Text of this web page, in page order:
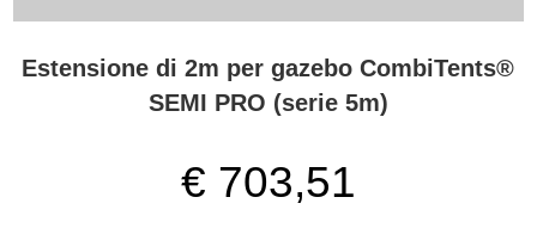
Estensione di 2m per gazebo CombiTents®
SEMI PRO (serie 5m)
€ 703,51